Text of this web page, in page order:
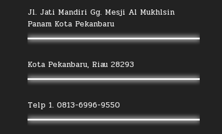
Jl. Jati Mandiri Gg. Mesji Al Mukhlsin
Panam Kota Pekanbaru
Kota Pekanbaru, Riau 28293
Telp 1. 0813-6996-9550